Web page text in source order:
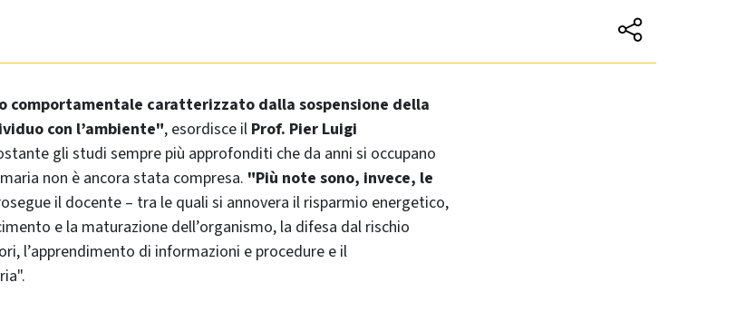
comportamentale caratterizzato dalla sospensione della
con l’ambiente", esordisce il Prof. Pier Luigi
gli studi sempre più approfonditi che da anni si occupano
non è ancora stata compresa. "Più note sono, invece, le
il docente – tra le quali si annovera il risparmio energetico,
e la maturazione dell’organismo, la difesa dal rischio
l’apprendimento di informazioni e procedure e il